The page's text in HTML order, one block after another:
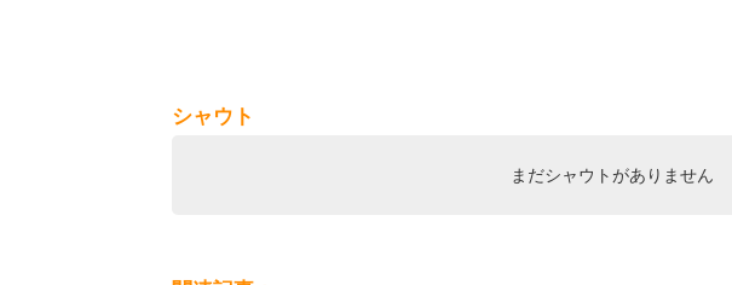
シャウト
まだシャウトがありません